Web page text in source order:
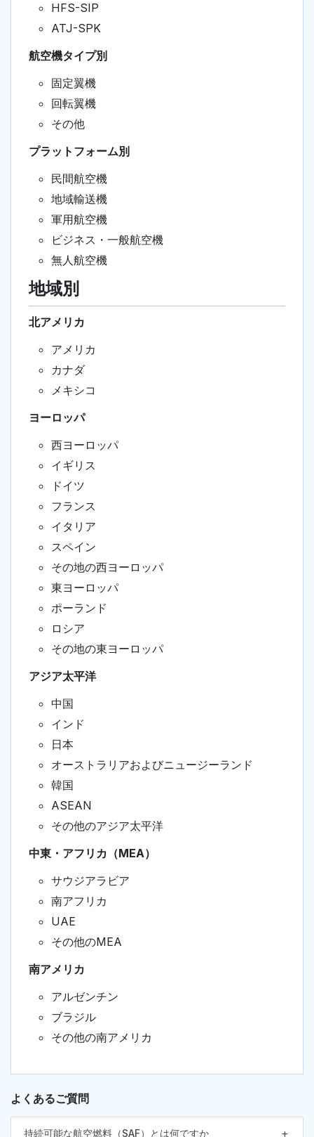
HFS-SIP
ATJ-SPK
航空機タイプ別
固定翼機
回転翼機
その他
プラットフォーム別
民間航空機
地域輸送機
軍用航空機
ビジネス・一般航空機
無人航空機
地域別
北アメリカ
アメリカ
カナダ
メキシコ
ヨーロッパ
西ヨーロッパ
イギリス
ドイツ
フランス
イタリア
スペイン
その地の西ヨーロッパ
東ヨーロッパ
ポーランド
ロシア
その地の東ヨーロッパ
アジア太平洋
中国
インド
日本
オーストラリアおよびニュージーランド
韓国
ASEAN
その他のアジア太平洋
中東・アフリカ（MEA）
サウジアラビア
南アフリカ
UAE
その他のMEA
南アメリカ
アルゼンチン
ブラジル
その他の南アメリカ
よくあるご質問
持続可能な航空燃料（SAF）とは何ですか